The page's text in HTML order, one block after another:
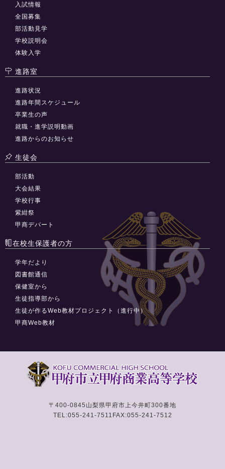
入試情報
全国募集
部活動見学
学校説明会
体験入学
進路室
進路状況
進路年間スケジュール
卒業生の声
就職・進学説明動画
進路からのお知らせ
生徒会
部活動
大会結果
学校行事
紫紺祭
甲商デパート
在校生保護者の方
学年だより
図書館通信
保健室から
生徒指導部から
生徒が作るWeb教材プロジェクト（進行中）
甲商Web教材
〒400-0845 山梨県甲府市上今井町300番地
TEL:055-241-7511 FAX:055-241-7512